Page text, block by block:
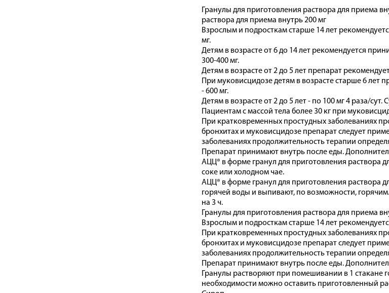
Гранулы для приготовления раствора для приема
раствора для приема внутрь 200 мг
Взрослым и подросткам старше 14 лет
мг.
Детям в возрасте от 6 до 14 лет рекомендуется
300-400 мг.
Детям в возрасте от 2 до 5 лет препарат
При муковисцидозе детям в возрасте старше 6 лет
- 600 мг.
Детям в возрасте от 2 до 5 лет - по 100 мг 4 раза/сут.
Пациентам с массой тела более 30 кг при
При кратковременных простудных заболеваниях
бронхитах и муковисцидозе препарат следует
заболеваниях продолжительность терапии
Препарат принимают внутрь после еды.
АЦЦ® в форме гранул для приготовления раствора
соке или холодном чае.
АЦЦ® в форме гранул для приготовления раствора
горячей воды и выпивают, по возможности,
на 3 ч.
Гранулы для приготовления раствора для приема
Взрослым и подросткам старше 14 лет
При кратковременных простудных заболеваниях
бронхитах и муковисцидозе препарат следует
заболеваниях продолжительность терапии
Препарат принимают внутрь после еды.
Гранулы растворяют при помешивании в 1 стакане
необходимости можно оставить приготовленный